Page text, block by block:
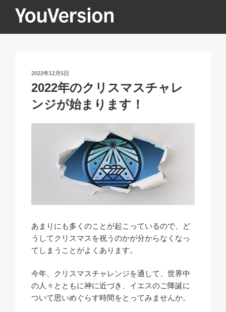
YOUVERSION
投
稿
日:
2022年12月5日
2022年のクリスマスチャレ
ンジが始まります！
あまりにも多くのことが起こっているので、ど
うしてクリスマスを祝うのかが分からなくなっ
てしまうことがよくあります。
今年、クリスマスチャレンジを通して、世界中
の人々とともに神に近づき、イエスのご降誕に
ついて思いめぐらす時間をとってみませんか。